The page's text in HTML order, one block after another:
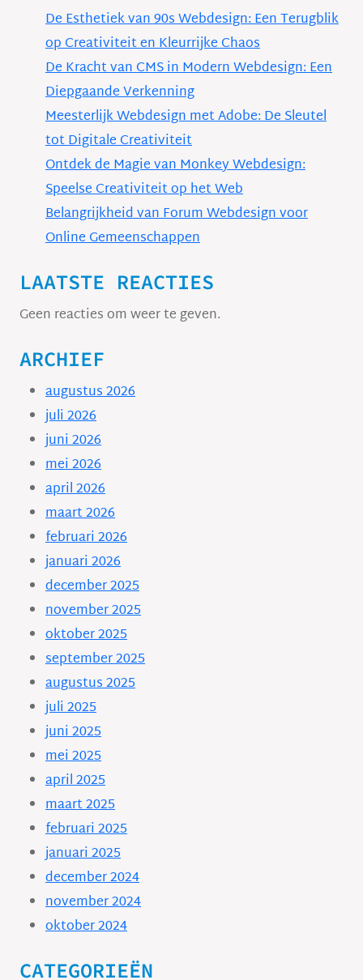
De Esthetiek van 90s Webdesign: Een Terugblik
op Creativiteit en Kleurrijke Chaos
De Kracht van CMS in Modern Webdesign: Een
Diepgaande Verkenning
Meesterlijk Webdesign met Adobe: De Sleutel
tot Digitale Creativiteit
Ontdek de Magie van Monkey Webdesign:
Speelse Creativiteit op het Web
Belangrijkheid van Forum Webdesign voor
Online Gemeenschappen
LAATSTE REACTIES
Geen reacties om weer te geven.
ARCHIEF
augustus 2026
juli 2026
juni 2026
mei 2026
april 2026
maart 2026
februari 2026
januari 2026
december 2025
november 2025
oktober 2025
september 2025
augustus 2025
juli 2025
juni 2025
mei 2025
april 2025
maart 2025
februari 2025
januari 2025
december 2024
november 2024
oktober 2024
CATEGORIEËN